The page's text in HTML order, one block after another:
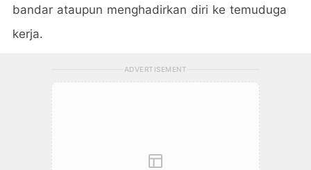
bandar ataupun menghadirkan diri ke temuduga
kerja.
ADVERTISEMENT